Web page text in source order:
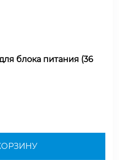
блока питания (36